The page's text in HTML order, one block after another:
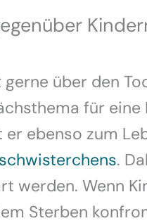
über den
für
ebenso zum
.
werden. Wenn
Sterben